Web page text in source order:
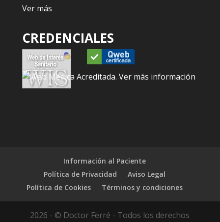
Ver más
CREDENCIALES
Información al Paciente
Política de Privacidad
Aviso Legal
Política de Cookies
Términos y condiciones
2026 - © Doctor Ferré - Todos los derechos